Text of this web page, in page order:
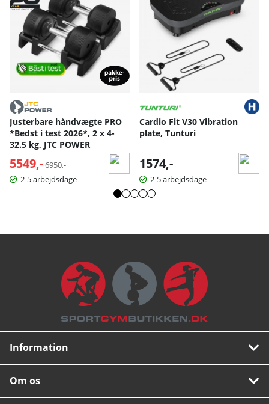
Justerbare håndvægte PRO
*Bedst i test 2026*, 2 x 4-
32.5 kg, JTC POWER
5549,- Normalpris:
6950,-
2-5 arbejdsdage
Cardio Fit V30 Vibration
plate, Tunturi
1574,-
2-5 arbejdsdage
Information
Om os